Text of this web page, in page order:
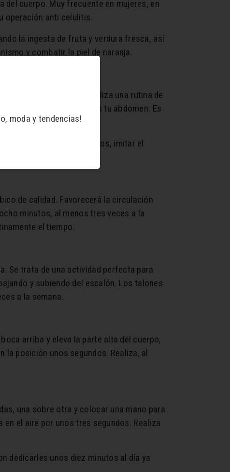
del cuerpo. Muy frecuente en mujeres, en
operación anti celulitis.
la ingesta de fruta y verdura fresca, así
y combatir la piel de naranja.
glúteos y piernas. Realiza una rutina de
que fortaleces y tonificas tu abdomen. Es
las manos en los costados, imitar el
de calidad. Favorecerá la circulación
minutos, al menos tres veces a la
el tiempo.
Se trata de una actividad perfecta para
y subiendo del escalón. Los talones
a la semana.
arriba y eleva la parte alta del cuerpo,
la posición unos segundos. Realiza, al
una sobre otra y colocar una mano para
el aire por unos tres segundos. Realiza
dedicarles unos diez minutos al día ya
moda y tendencias!